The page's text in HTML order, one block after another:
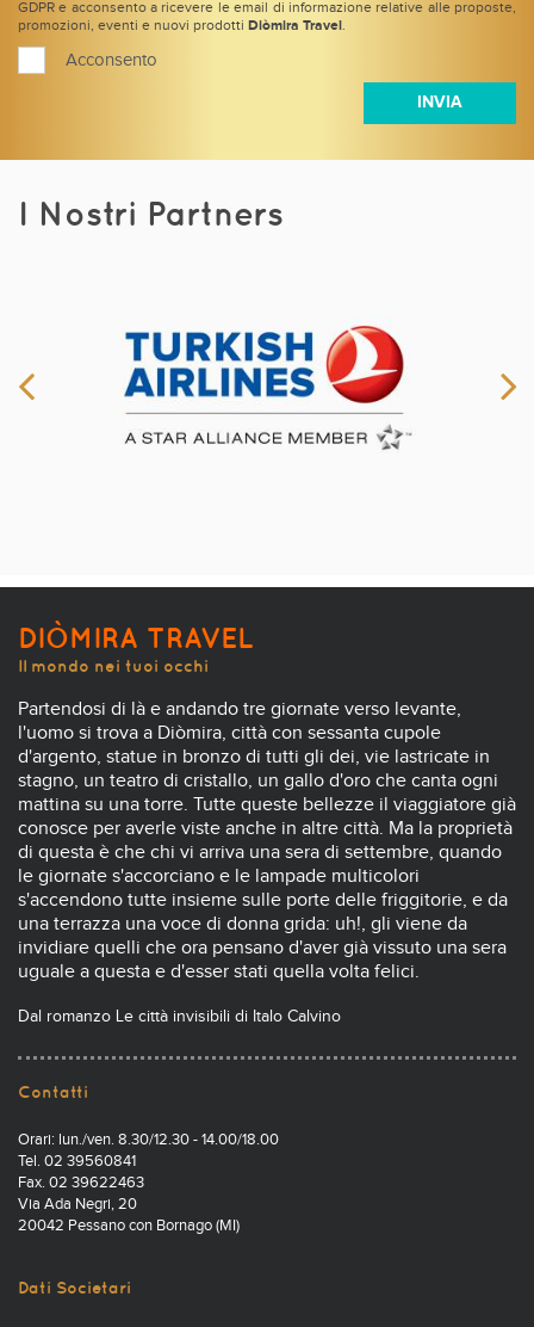
GDPR e acconsento a ricevere le email di informazione relative alle proposte,
promozioni, eventi e nuovi prodotti Diòmira Travel .
Acconsento
I Nostri Partners
DIÒMIRA TRAVEL
Il mondo nei tuoi occhi
Partendosi di là e andando tre giornate verso levante,
l'uomo si trova a Diòmira, città con sessanta cupole
d'argento, statue in bronzo di tutti gli dei, vie lastricate in
stagno, un teatro di cristallo, un gallo d'oro che canta ogni
mattina su una torre. Tutte queste bellezze il viaggiatore già
conosce per averle viste anche in altre città. Ma la proprietà
di questa è che chi vi arriva una sera di settembre, quando
le giornate s'accorciano e le lampade multicolori
s'accendono tutte insieme sulle porte delle friggitorie, e da
una terrazza una voce di donna grida: uh!, gli viene da
invidiare quelli che ora pensano d'aver già vissuto una sera
uguale a questa e d'esser stati quella volta felici.
Dal romanzo Le città invisibili di Italo Calvino
Contatti
Orari: lun./ven. 8.30/12.30 - 14.00/18.00
Tel. 02 39560841
Fax. 02 39622463
Via Ada Negri, 20
20042 Pessano con Bornago (MI)
Dati Societari